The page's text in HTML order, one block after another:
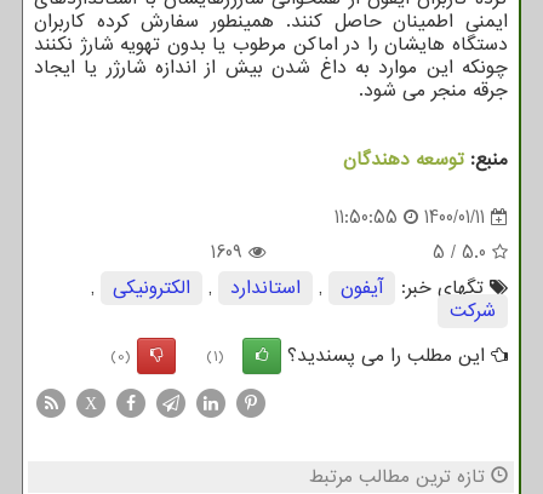
ایمنی اطمینان حاصل کنند. همینطور سفارش کرده کاربران
دستگاه هایشان را در اماکن مرطوب یا بدون تهویه شارژ نکنند
چونکه این موارد به داغ شدن بیش از اندازه شارژر یا ایجاد
جرقه منجر می شود.
منبع: توسعه دهندگان
1400/01/11
11:50:55
5.0
/
5
1609
تگهای خبر:
آیفون , استاندارد , الكترونیكی ,
شركت
این مطلب را می پسندید؟
(1)
(0)
X
تازه ترین مطالب مرتبط